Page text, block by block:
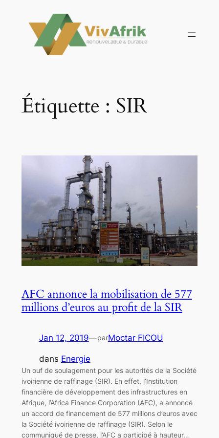
contenu
Étiquette : SIR
AFC annonce la mobilisation de 577
millions d’euros au profit de la SIR
Jan 12, 2019—parMoctar FICOU
dans Energie
Un ouf de soulagement pour les autorités de la Société
ivoirienne de raffinage (SIR). En effet, l’Institution
financière de développement des infrastructures en
Afrique, l’Africa Finance Corporation (AFC), a annoncé
un accord de financement de 577 millions d’euros avec
la Société ivoirienne de raffinage (SIR). Selon le
communiqué de presse, l’AFC a participé à hauteur…